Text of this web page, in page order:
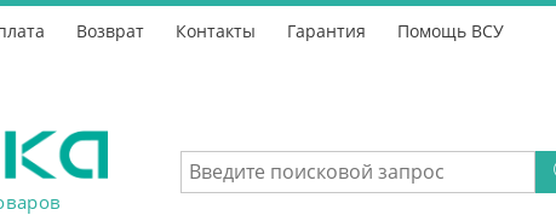
Возврат Контакты Гарантия Помощь ВСУ